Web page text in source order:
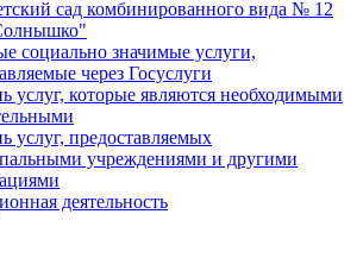
сад комбинированного вида № 12
социально значимые услуги,
через Госуслуги
услуг, которые являются необходимыми
услуг, предоставляемых
учреждениями и другими
деятельность